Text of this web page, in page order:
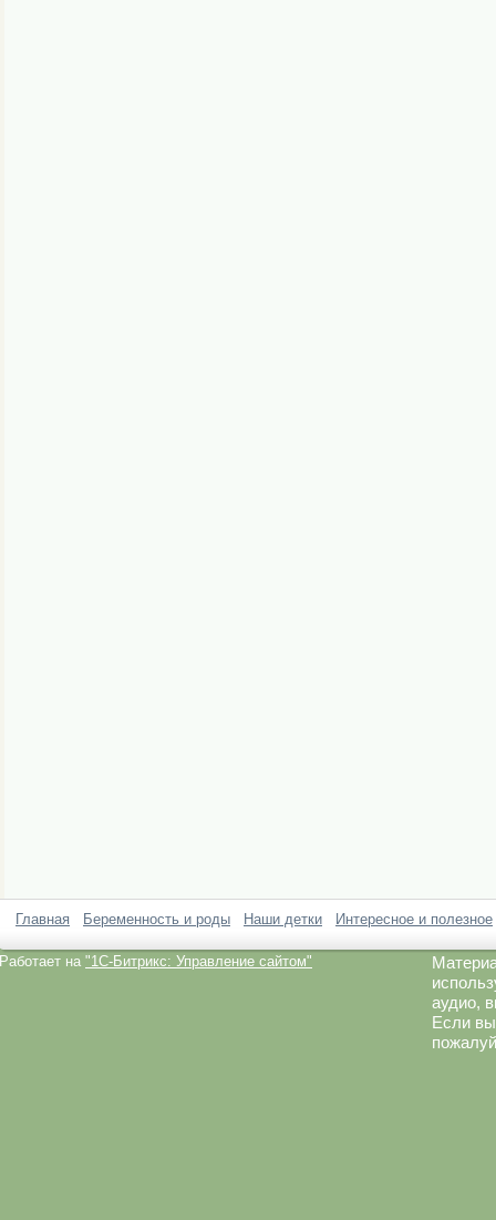
Главная Беременность и роды Наши детки Интересное и полезное
Работает на "1C-Битрикс: Управление сайтом"
аудио,
Если вы